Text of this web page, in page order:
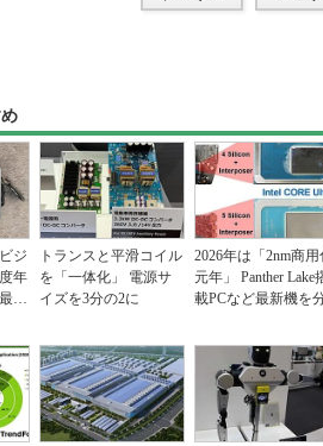
ジ
年
大
トランスと平滑コイル
を「一体化」 電源サ
イズを3分の2に
2026年は「2nm商用
元年」 Panther Lake
載PCなど最新機を